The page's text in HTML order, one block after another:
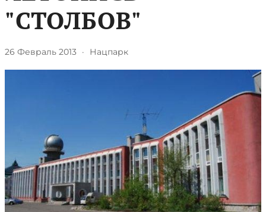
"СТОЛБОВ"
26 Февраль 2013 · Нацпарк